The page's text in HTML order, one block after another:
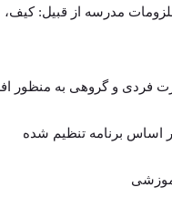
مدرسه از قبیل: